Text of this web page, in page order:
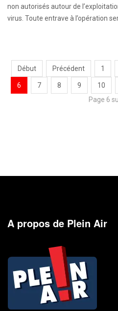
non autorisés autour de
virus. Toute entrave à l’opération
Début Précédent 1
6 7 8 9 10
Page 6
A propos de Plein Air